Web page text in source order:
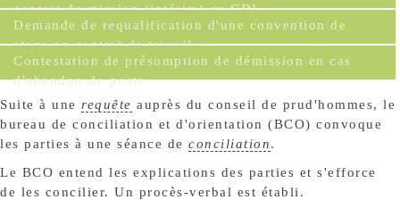
contrat de mission (intérim) en CDI
Demande de requalification d'une convention de
stage en contrat de travail
Contestation de présomption de démission en cas
d'abandon de poste
Suite à une requête auprès du conseil de prud'hommes, le
bureau de conciliation et d'orientation (BCO) convoque
les parties à une séance de conciliation.
Le BCO entend les explications des parties et s'efforce
de les concilier. Un procès-verbal est établi.